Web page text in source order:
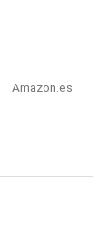
Amazon.es